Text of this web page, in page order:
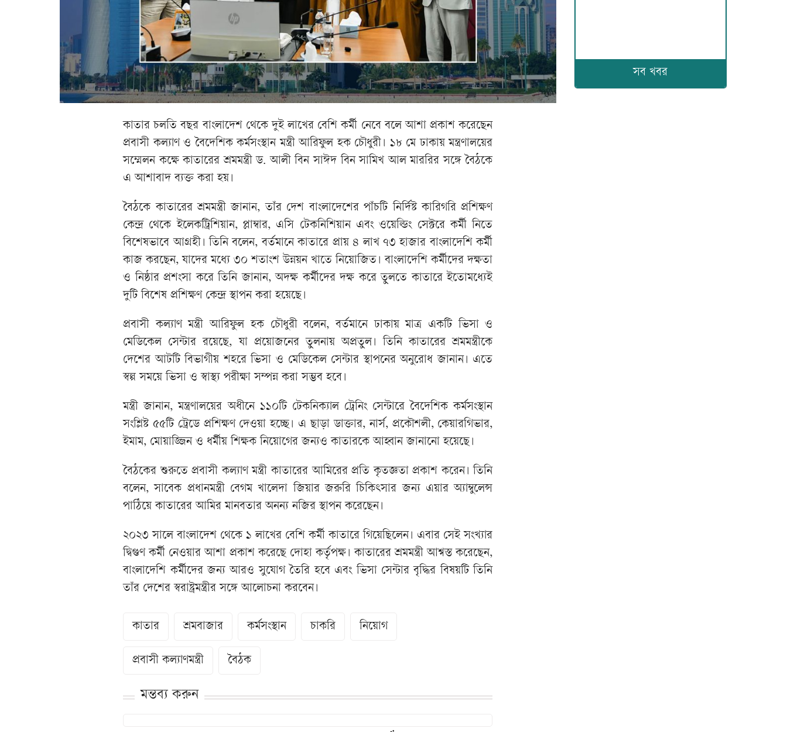
কাতার চলতি বছর বাংলাদেশ থেকে দুই লাখের বেশি কর্মী নেবে বলে আশা প্রকাশ করেছেন
প্রবাসী কল্যাণ ও বৈদেশিক কর্মসংস্থান মন্ত্রী আরিফুল হক চৌধুরী। ১৮ মে ঢাকায় মন্ত্রণালয়ের
সম্মেলন কক্ষে কাতারের শ্রমমন্ত্রী ড. আলী বিন সাঈদ বিন সামিখ আল মাররির সঙ্গে বৈঠকে
এ আশাবাদ ব্যক্ত করা হয়।
বৈঠকে কাতারের শ্রমমন্ত্রী জানান, তাঁর দেশ বাংলাদেশের পাঁচটি নির্দিষ্ট কারিগরি প্রশিক্ষণ
কেন্দ্র থেকে ইলেকট্রিশিয়ান, প্লাম্বার, এসি টেকনিশিয়ান এবং ওয়েল্ডিং সেক্টরে কর্মী নিতে
বিশেষভাবে আগ্রহী। তিনি বলেন, বর্তমানে কাতারে প্রায় ৪ লাখ ৭৩ হাজার বাংলাদেশি কর্মী
কাজ করছেন, যাদের মধ্যে ৩০ শতাংশ উন্নয়ন খাতে নিয়োজিত। বাংলাদেশি কর্মীদের দক্ষতা
ও নিষ্ঠার প্রশংসা করে তিনি জানান, অদক্ষ কর্মীদের দক্ষ করে তুলতে কাতারে ইতোমধ্যেই
দুটি বিশেষ প্রশিক্ষণ কেন্দ্র স্থাপন করা হয়েছে।
প্রবাসী কল্যাণ মন্ত্রী আরিফুল হক চৌধুরী বলেন, বর্তমানে ঢাকায় মাত্র একটি ভিসা ও
মেডিকেল সেন্টার রয়েছে, যা প্রয়োজনের তুলনায় অপ্রতুল। তিনি কাতারের শ্রমমন্ত্রীকে
দেশের আটটি বিভাগীয় শহরে ভিসা ও মেডিকেল সেন্টার স্থাপনের অনুরোধ জানান। এতে
স্বল্প সময়ে ভিসা ও স্বাস্থ্য পরীক্ষা সম্পন্ন করা সম্ভব হবে।
মন্ত্রী জানান, মন্ত্রণালয়ের অধীনে ১১০টি টেকনিক্যাল ট্রেনিং সেন্টারে বৈদেশিক কর্মসংস্থান
সংশ্লিষ্ট ৫৫টি ট্রেডে প্রশিক্ষণ দেওয়া হচ্ছে। এ ছাড়া ডাক্তার, নার্স, প্রকৌশলী, কেয়ারগিভার,
ইমাম, মোয়াজ্জিন ও ধর্মীয় শিক্ষক নিয়োগের জন্যও কাতারকে আহ্বান জানানো হয়েছে।
বৈঠকের শুরুতে প্রবাসী কল্যাণ মন্ত্রী কাতারের আমিরের প্রতি কৃতজ্ঞতা প্রকাশ করেন। তিনি
বলেন, সাবেক প্রধানমন্ত্রী বেগম খালেদা জিয়ার জরুরি চিকিৎসার জন্য এয়ার অ্যাম্বুলেন্স
পাঠিয়ে কাতারের আমির মানবতার অনন্য নজির স্থাপন করেছেন।
২০২৩ সালে বাংলাদেশ থেকে ১ লাখের বেশি কর্মী কাতারে গিয়েছিলেন। এবার সেই সংখ্যার
দ্বিগুণ কর্মী নেওয়ার আশা প্রকাশ করেছে দোহা কর্তৃপক্ষ। কাতারের শ্রমমন্ত্রী আশ্বস্ত করেছেন,
বাংলাদেশি কর্মীদের জন্য আরও সুযোগ তৈরি হবে এবং ভিসা সেন্টার বৃদ্ধির বিষয়টি তিনি
তাঁর দেশের স্বরাষ্ট্রমন্ত্রীর সঙ্গে আলোচনা করবেন।
কাতার শ্রমবাজার কর্মসংস্থান চাকরি নিয়োগ
প্রবাসী কল্যাণমন্ত্রী বৈঠক
মন্তব্য করুন
সব খবর